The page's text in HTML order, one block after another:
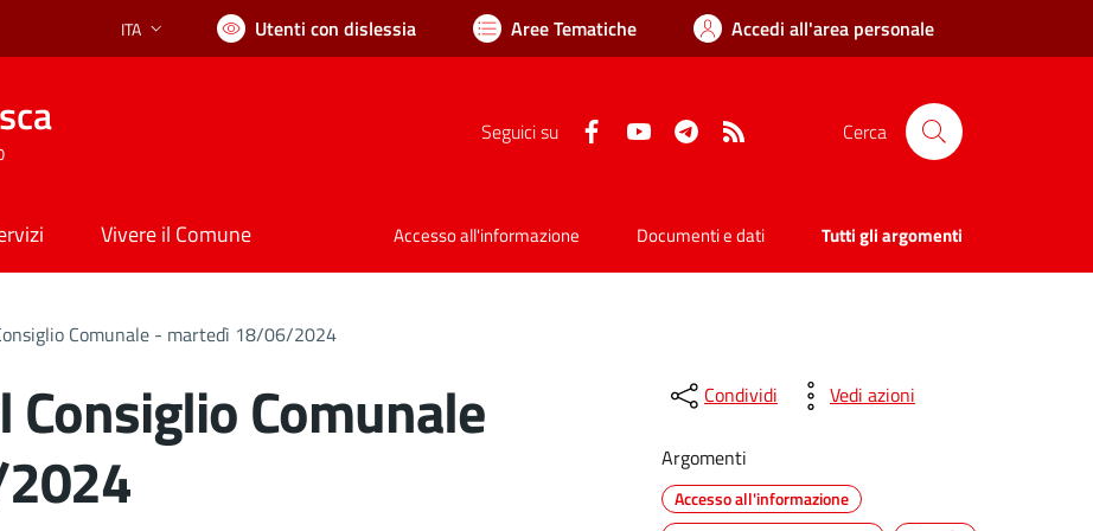
Lingua attiva:
ITA Utenti con dislessia Aree Tematiche Accedi all'area personale
Seguici su FacebookYouTube Telegram Cerca
Vivere il Comune Accesso all'informazione Documenti e dati Tutti gli argomenti
Comunale - martedì 18/06/2024
Consiglio Comunale
Condividi Vedi azioni
Argomenti
Accesso all'informazione